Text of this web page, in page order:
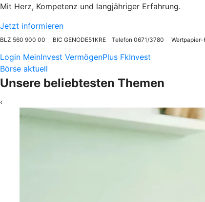
Mit Herz, Kompetenz und langjähriger Erfahrung.
Jetzt informieren
BLZ 560 900 00 BIC GENODE51KRE Telefon 0671/3780 Wertpapier-
Login MeinInvest VermögenPlus FkInvest
Börse aktuell
Unsere beliebtesten Themen
‹